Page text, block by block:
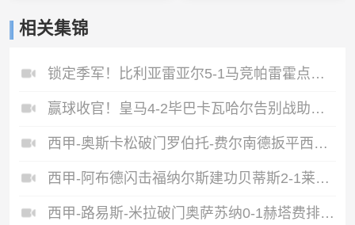
相关集锦
锁定季军！比利亚雷亚尔5-1马竞帕雷霍点射佩雷斯两射一传
赢球收官！皇马4-2毕巴卡瓦哈尔告别战助攻姆巴佩贝林厄姆破门
西甲-奥斯卡松破门罗伯托-费尔南德扳平西班牙人1-1皇家社会
西甲-阿布德闪击福纳尔斯建功贝蒂斯2-1莱万特
西甲-路易斯-米拉破门奥萨苏纳0-1赫塔费排第17惊险保级